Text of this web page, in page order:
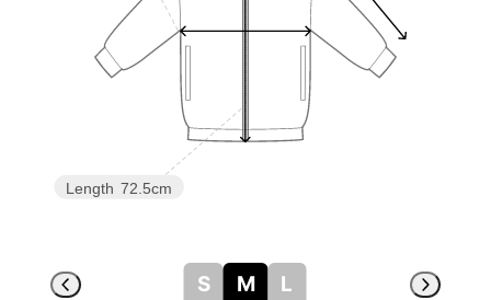
Length 72.5cm
S M L